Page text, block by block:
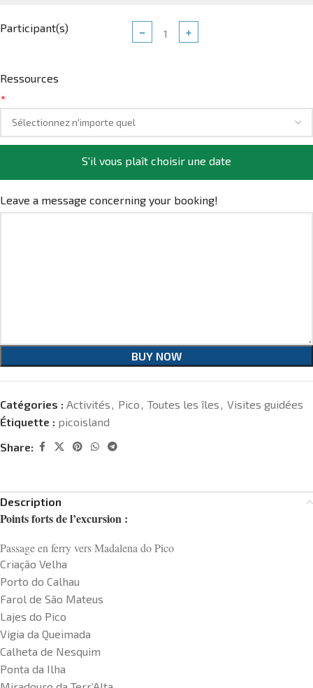
Participant(s) − +
Ressources
*
S'il vous plaît choisir une date
Leave a message concerning your booking!
BUY NOW
Catégories : Activités, Pico, Toutes les îles, Visites guidées
Étiquette : picoisland
Share:
Description
Points forts de l’excursion :
Passage en ferry vers Madalena do Pico
Criação Velha
Porto do Calhau
Farol de São Mateus
Lajes do Pico
Vigia da Queimada
Calheta de Nesquim
Ponta da Ilha